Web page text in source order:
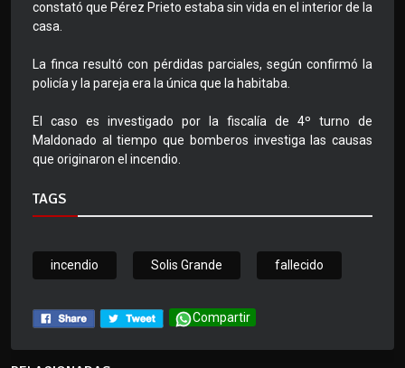
constató que Pérez Prieto estaba sin vida en el interior de la
casa.
La finca resultó con pérdidas parciales, según confirmó la
policía y la pareja era la única que la habitaba.
El caso es investigado por la fiscalía de 4º turno de
Maldonado al tiempo que bomberos investiga las causas
que originaron el incendio.
TAGS
incendio Solis Grande fallecido
Compartir